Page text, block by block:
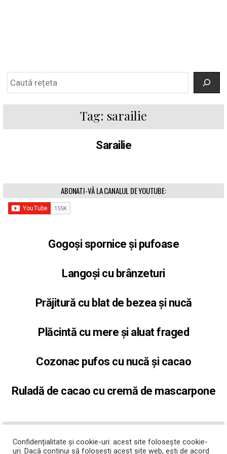
Tag: sarailie
Sarailie
ABONATI-VĂ LA CANALUL DE YOUTUBE:
Gogoși spornice și pufoase
Langoși cu brânzeturi
Prăjitură cu blat de bezea și nucă
Plăcintă cu mere și aluat fraged
Cozonac pufos cu nucă și cacao
Ruladă de cacao cu cremă de mascarpone
ABONATI-VA LA YOUTUBE
Confidențialitate și cookie-uri: acest site folosește cookie-
uri. Dacă continui să folosești acest site web, ești de acord